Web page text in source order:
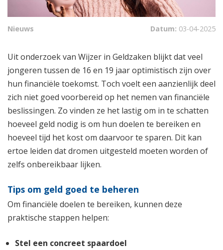
Nieuws Datum: 03-04-2025
Uit onderzoek van Wijzer in Geldzaken blijkt dat veel
jongeren tussen de 16 en 19 jaar optimistisch zijn over
hun financiële toekomst. Toch voelt een aanzienlijk deel
zich niet goed voorbereid op het nemen van financiële
beslissingen. Zo vinden ze het lastig om in te schatten
hoeveel geld nodig is om hun doelen te bereiken en
hoeveel tijd het kost om daarvoor te sparen. Dit kan
ertoe leiden dat dromen uitgesteld moeten worden of
zelfs onbereikbaar lijken.
Tips om geld goed te beheren
Om financiële doelen te bereiken, kunnen deze
praktische stappen helpen:
Stel een concreet spaardoel